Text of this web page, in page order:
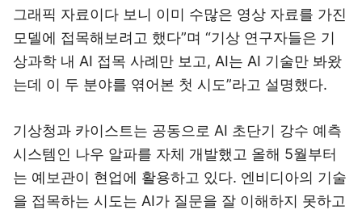
그래픽 자료이다 보니 이미 수많은 영상 자료를 가진
모델에 접목해보려고 했다”며 “기상 연구자들은 기
상과학 내 AI 접목 사례만 보고, AI는 AI 기술만 봐왔
는데 이 두 분야를 엮어본 첫 시도”라고 설명했다.
기상청과 카이스트는 공동으로 AI 초단기 강수 예측
시스템인 나우 알파를 자체 개발했고 올해 5월부터
는 예보관이 현업에 활용하고 있다. 엔비디아의 기술
을 접목하는 시도는 AI가 질문을 잘 이해하지 못하고